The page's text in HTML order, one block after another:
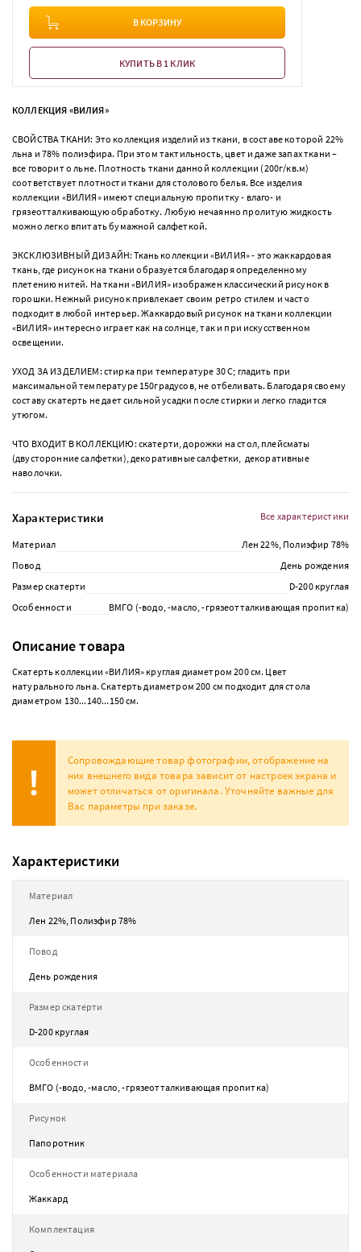
В КОРЗИНУ
КУПИТЬ В 1 КЛИК
КОЛЛЕКЦИЯ «ВИЛИЯ»
СВОЙСТВА ТКАНИ: Это коллекция изделий из ткани, в составе которой 22%
льна и 78% полиэфира. При этом тактильность, цвет и даже запах ткани –
все говорит о льне. Плотность ткани данной коллекции (200г/кв.м)
соответствует плотности ткани для столового белья. Все изделия
коллекции «ВИЛИЯ» имеют специальную пропитку - влаго- и
грязеотталкивающую обработку. Любую нечаянно пролитую жидкость
можно легко впитать бумажной салфеткой.
ЭКСКЛЮЗИВНЫЙ ДИЗАЙН: Ткань коллекции «ВИЛИЯ» - это жаккардовая
ткань, где рисунок на ткани образуется благодаря определенному
плетению нитей. На ткани «ВИЛИЯ» изображен классический рисунок в
горошки. Нежный рисунок привлекает своим ретро стилем и часто
подходит в любой интерьер. Жаккардовый рисунок на ткани коллекции
«ВИЛИЯ» интересно играет как на солнце, так и при искусственном
освещении.
УХОД ЗА ИЗДЕЛИЕМ: стирка при температуре 30 С; гладить при
максимальной температуре 150градусов, не отбеливать. Благодаря своему
составу скатерть не дает сильной усадки после стирки и легко гладится
утюгом.
ЧТО ВХОДИТ В КОЛЛЕКЦИЮ: скатерти, дорожки на стол, плейсматы
(двусторонние салфетки), декоративные салфетки, декоративные
наволочки.
Характеристики
Материал
Лен 22%, Полиэфир 78%
Повод
День рождения
Размер скатерти
D-200 круглая
Особенности
ВМГО (-водо, -масло, -грязеотталкивающая пропитка)
Все характеристики
Описание товара
Скатерть коллекции «ВИЛИЯ» круглая диаметром 200 см. Цвет
натурального льна. Скатерть диаметром 200 см подходит для стола
диаметром 130...140...150 см.
Сопровождающие товар фотографии, отображение на
них внешнего вида товара зависит от настроек экрана и
может отличаться от оригинала. Уточняйте важные для
Вас параметры при заказе.
Характеристики
Материал
Лен 22%, Полиэфир 78%
Повод
День рождения
Размер скатерти
D-200 круглая
Особенности
ВМГО (-водо, -масло, -грязеотталкивающая пропитка)
Рисунок
Папоротник
Особенности материала
Жаккард
Комплектация